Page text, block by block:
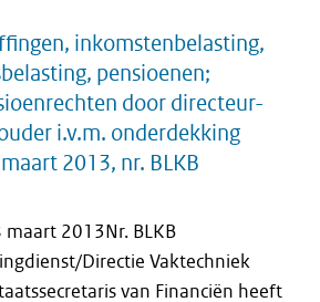
inkomstenbelasting,
pensioenen;
door directeur-
i.v.m. onderdekking
2013, nr. BLKB
maart 2013Nr. BLKB
Directie Vaktechniek
van Financiën heeft